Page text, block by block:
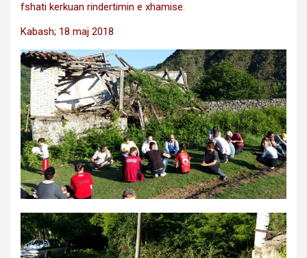
fshati kerkuan rindertimin e xhamise.
Kabash; 18 maj 2018